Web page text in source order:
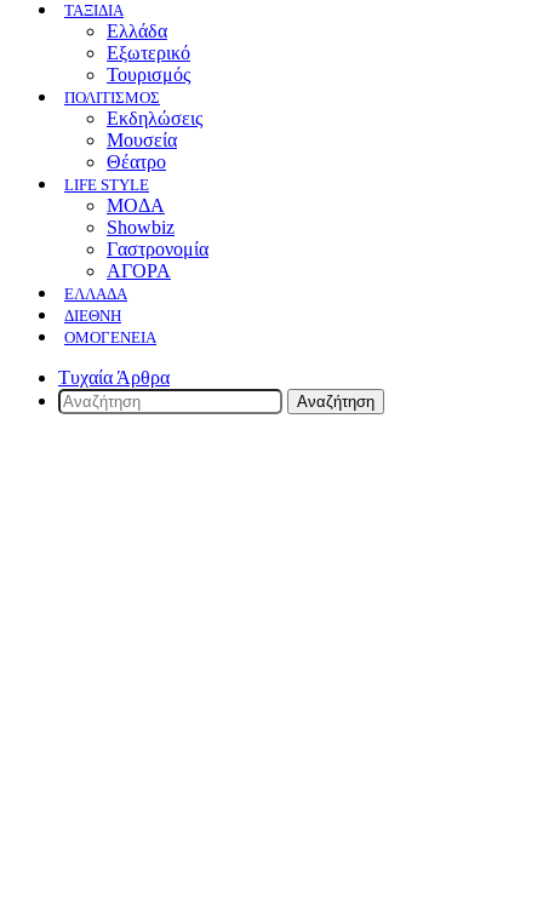
ΤΑΞΙΔΙΑ
Ελλάδα
Εξωτερικό
Τουρισμός
ΠΟΛΙΤΙΣΜΟΣ
Eκδηλώσεις
Mουσεία
Θέατρο
LIFE STYLE
ΜΟΔΑ
Showbiz
Γαστρονομία
ΑΓΟΡΑ
ΕΛΛΆΔΑ
ΔΙΕΘΝΉ
ΟΜΟΓΈΝΕΙΑ
Τυχαία Άρθρα
Αναζήτηση